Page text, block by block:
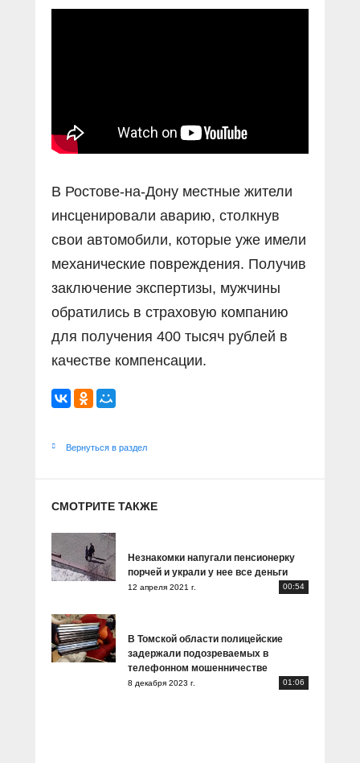
Социальные ролики
В Ростове-на-Дону местные жители
инсценировали аварию, столкнув
свои автомобили, которые уже имели
механические повреждения. Получив
заключение экспертизы, мужчины
обратились в страховую компанию
для получения 400 тысяч рублей в
качестве компенсации.
Вернуться в раздел
СМОТРИТЕ ТАКЖЕ
Незнакомки напугали пенсионерку
порчей и украли у нее все деньги
12 апреля 2021 г. 00:54
В Томской области полицейские
задержали подозреваемых в
телефонном мошенничестве
8 декабря 2023 г. 01:06